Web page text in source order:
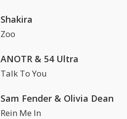
Shakira
Zoo
ANOTR & 54 Ultra
Talk To You
Sam Fender & Olivia Dean
Rein Me In